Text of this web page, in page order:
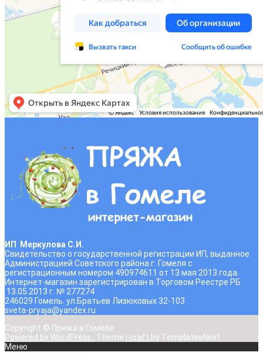
ИП Меркулова С.И.
Свидетельство о государственной регистрации ИП, выданное
Администрацией Советского района г. Гомеля с
регистрационным номером 490974611 от 13 мая 2013 года.
Интернет-магазин зарегистрирован в Торговом Реестре РБ
13.05.2013 г. № 277274
246029 Гомель. ул.Братьев Лизюковых 32-103
sveta-pryaja@yandex.ru
Copyright © Пряжа в Гомеле
Powered by WordPress , Theme i-craft by TemplatesNext.
Меню